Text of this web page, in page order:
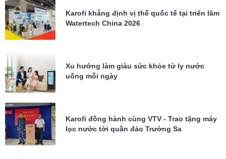
Karofi khẳng định vị thế quốc tế tại triển lãm
Watertech China 2026
Xu hướng làm giàu sức khỏe từ ly nước
uống mỗi ngày
Karofi đồng hành cùng VTV - Trao tặng máy
lọc nước tới quần đảo Trường Sa